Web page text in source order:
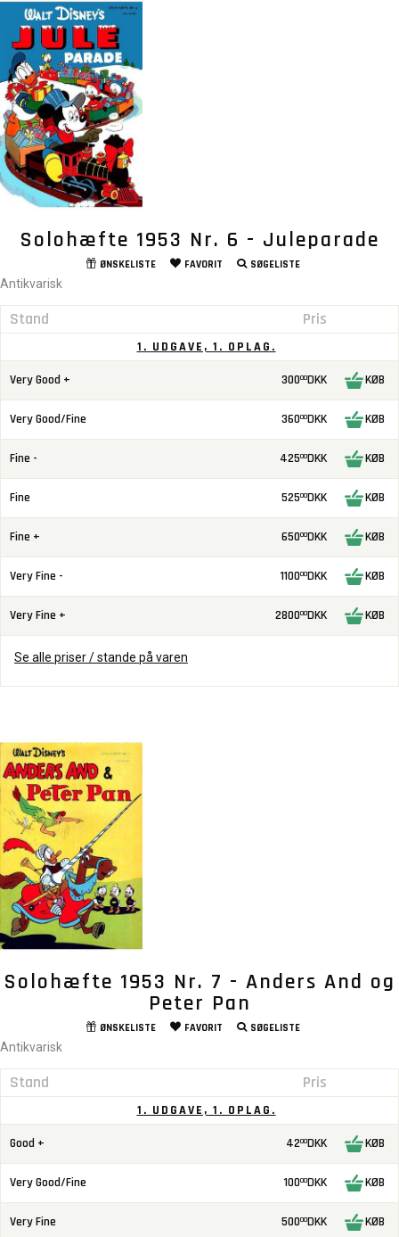
Solohæfte 1953 Nr. 6 - Juleparade
ØNSKELISTE FAVORIT SØGELISTE
Antikvarisk
Stand Pris
1. UDGAVE, 1. OPLAG.
Very Good + 30000DKK KØB
Very Good/Fine 36000DKK KØB
Fine - 42500DKK KØB
Fine 52500DKK KØB
Fine + 65000DKK KØB
Very Fine - 110000DKK KØB
Very Fine + 280000DKK KØB
Se alle priser / stande på varen
Solohæfte 1953 Nr. 7 - Anders And og
Peter Pan
ØNSKELISTE FAVORIT SØGELISTE
Antikvarisk
Stand Pris
1. UDGAVE, 1. OPLAG.
Good + 4200DKK KØB
Very Good/Fine 10000DKK KØB
Very Fine 50000DKK KØB